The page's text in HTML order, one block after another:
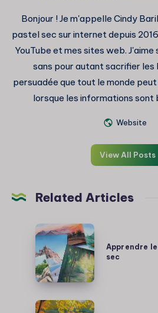
Bonjour ! Je m'appelle Cindy
pastel sec sur internet depuis
YouTube et mes sites web.
sans pour autant sacrifier les
persuadée que tout le monde
lorsque les informations sont
Website
View All Posts
Related Articles
Apprendre
les
paysages
au
pastel
sec
Apprendre
sec
Peindre